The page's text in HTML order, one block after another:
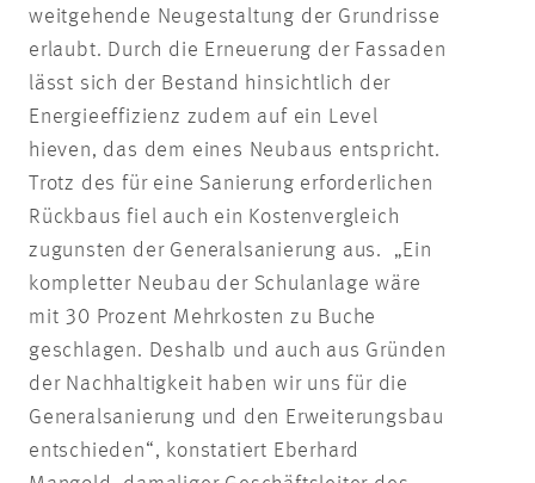
weitgehende Neugestaltung der Grundrisse
erlaubt. Durch die Erneuerung der Fassaden
lässt sich der Bestand hinsichtlich der
Energieeffizienz zudem auf ein Level
hieven, das dem eines Neubaus entspricht.
Trotz des für eine Sanierung erforderlichen
Rückbaus fiel auch ein Kostenvergleich
zugunsten der Generalsanierung aus. „Ein
kompletter Neubau der Schulanlage wäre
mit 30 Prozent Mehrkosten zu Buche
geschlagen. Deshalb und auch aus Gründen
der Nachhaltigkeit haben wir uns für die
Generalsanierung und den Erweiterungsbau
entschieden“, konstatiert Eberhard